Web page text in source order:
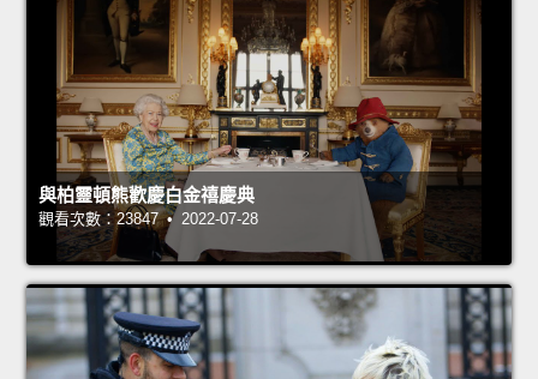
與柏靈頓熊歡慶白金禧慶典
觀看次數：23847 • 2022-07-28